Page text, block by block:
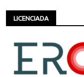
LICENCIADA